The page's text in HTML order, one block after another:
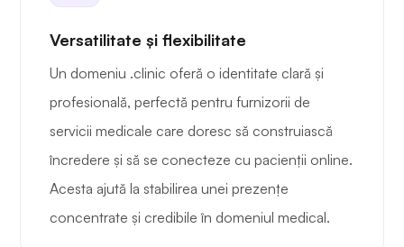
Versatilitate și flexibilitate
Un domeniu .clinic oferă o identitate clară și
profesională, perfectă pentru furnizorii de
servicii medicale care doresc să construiască
încredere și să se conecteze cu pacienții online.
Acesta ajută la stabilirea unei prezențe
concentrate și credibile în domeniul medical.